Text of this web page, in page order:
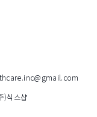
)식스샵